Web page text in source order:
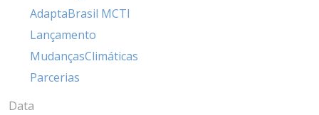
AdaptaBrasil MCTI
Lançamento
MudançasClimáticas
Parcerias
Data